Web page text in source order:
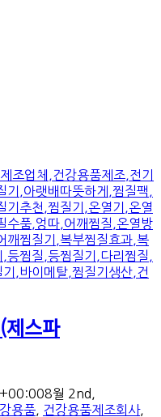
스파
8월 2nd,
용품 건강용품제조회사,